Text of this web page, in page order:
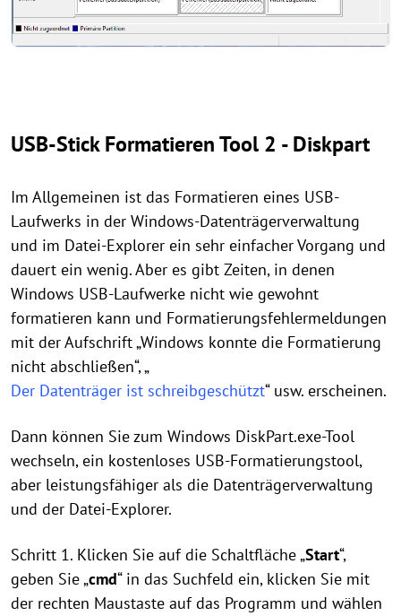
USB-Stick Formatieren Tool 2 - Diskpart
Im Allgemeinen ist das Formatieren eines USB-
Laufwerks in der Windows-Datenträgerverwaltung
und im Datei-Explorer ein sehr einfacher Vorgang und
dauert ein wenig. Aber es gibt Zeiten, in denen
Windows USB-Laufwerke nicht wie gewohnt
formatieren kann und Formatierungsfehlermeldungen
mit der Aufschrift „Windows konnte die Formatierung
nicht abschließen“, „
Der Datenträger ist schreibgeschützt“ usw. erscheinen.
Dann können Sie zum Windows DiskPart.exe-Tool
wechseln, ein kostenloses USB-Formatierungstool,
aber leistungsfähiger als die Datenträgerverwaltung
und der Datei-Explorer.
Schritt 1. Klicken Sie auf die Schaltfläche „Start“,
geben Sie „cmd“ in das Suchfeld ein, klicken Sie mit
der rechten Maustaste auf das Programm und wählen